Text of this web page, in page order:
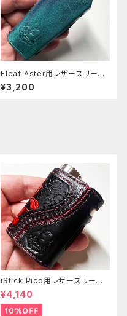
Eleaf Aster用レザースリーブ
[398-as]
¥3,200
iStick Pico用レザースリーブ
[381-pc]
¥4,140
10%OFF